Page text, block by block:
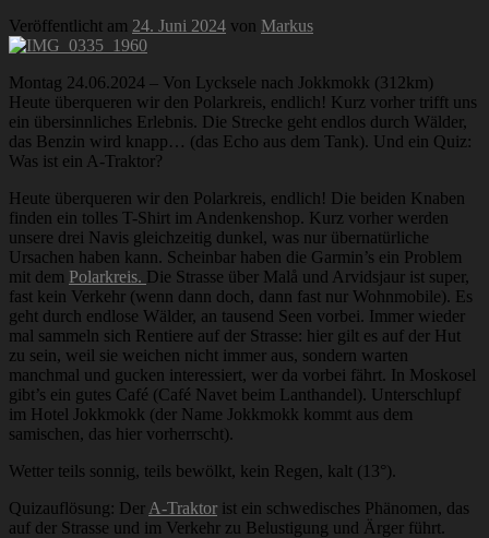
Veröffentlicht am 24. Juni 2024 von Markus
Montag 24.06.2024 – Von Lycksele nach Jokkmokk (312km)
Heute überqueren wir den Polarkreis, endlich! Kurz vorher trifft uns
ein übersinnliches Erlebnis. Die Strecke geht endlos durch Wälder,
das Benzin wird knapp… (das Echo aus dem Tank). Und ein Quiz:
Was ist ein A-Traktor?
Heute überqueren wir den Polarkreis, endlich! Die beiden Knaben
finden ein tolles T-Shirt im Andenkenshop. Kurz vorher werden
unsere drei Navis gleichzeitig dunkel, was nur übernatürliche
Ursachen haben kann. Scheinbar haben die Garmin’s ein Problem
mit dem Polarkreis. Die Strasse über Malå und Arvidsjaur ist super,
fast kein Verkehr (wenn dann doch, dann fast nur Wohnmobile). Es
geht durch endlose Wälder, an tausend Seen vorbei. Immer wieder
mal sammeln sich Rentiere auf der Strasse: hier gilt es auf der Hut
zu sein, weil sie weichen nicht immer aus, sondern warten
manchmal und gucken interessiert, wer da vorbei fährt. In Moskosel
gibt’s ein gutes Café (Café Navet beim Lanthandel). Unterschlupf
im Hotel Jokkmokk (der Name Jokkmokk kommt aus dem
samischen, das hier vorherrscht).
Wetter teils sonnig, teils bewölkt, kein Regen, kalt (13°).
Quizauflösung: Der A-Traktor ist ein schwedisches Phänomen, das
auf der Strasse und im Verkehr zu Belustigung und Ärger führt.